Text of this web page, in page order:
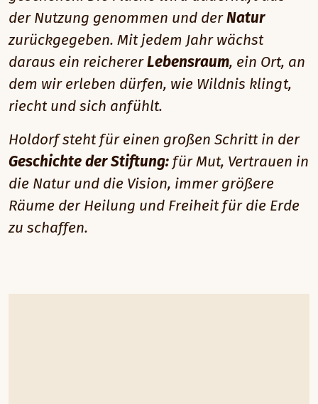
der Nutzung genommen und der Natur
zurückgegeben. Mit jedem Jahr wächst
daraus ein reicherer Lebensraum, ein Ort, an
dem wir erleben dürfen, wie Wildnis klingt,
riecht und sich anfühlt.
Holdorf steht für einen großen Schritt in der
Geschichte der Stiftung: für Mut, Vertrauen in
die Natur und die Vision, immer größere
Räume der Heilung und Freiheit für die Erde
zu schaffen.